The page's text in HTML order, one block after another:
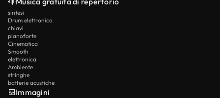
sintesi
Drum elettronico
chiavi
pianoforte
Cinematica
Smooth
elettronica
Ambiente
stringhe
batterie acustiche
Immagini